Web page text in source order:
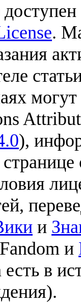
.
),
и
и
есть в